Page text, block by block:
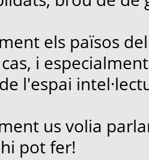
els països
i
l'espai
us volia
pot fer!